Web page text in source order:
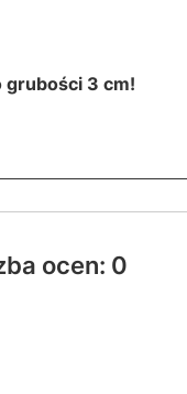
grubości 3 cm!
ocen: 0